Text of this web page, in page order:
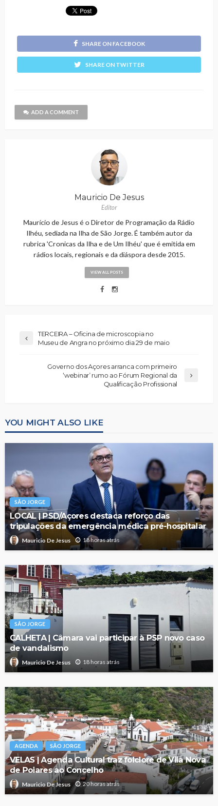
SHARE ON FACEBOOK
SHARE ON TWITTER
ADD A COMMENT
Mauricio De Jesus
Editor
Maurício de Jesus é o Diretor de Programação da Rádio
Ilhéu, sediada na Ilha de São Jorge. É também autor da
rubrica 'Cronicas da Ilha e de Um Ilhéu' que é emitida em
rádios locais, regionais e da diáspora desde 2015.
VIEW ALL POSTS
TERCEIRA – Oficina de microscopia no
Museu de Angra no próximo dia 29 de maio
Governo dos Açores arranca com primeiro
‘webinar’ rumo ao Fórum Regional da
Qualificação Profissional
YOU MIGHT ALSO LIKE
SÃO JORGE
LOCAL | PSD/Açores destaca reforço das
tripulações da emergência médica pré-hospitalar
Mauricio De Jesus 18 horas atrás
SÃO JORGE
CALHETA | Câmara vai participar à PSP novo caso
de vandalismo
Mauricio De Jesus 18 horas atrás
AGENDA SÃO JORGE
VELAS | Agenda Cultural traz folclore de Vila Nova
de Poiares ao Concelho
Mauricio De Jesus 20 horas atrás